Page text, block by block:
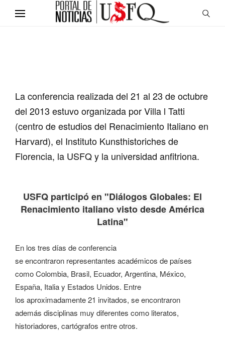
La conferencia realizada del 21 al 23 de octubre
del 2013 estuvo organizada por Villa l Tatti
(centro de estudios del Renacimiento Italiano en
Harvard), el Instituto Kunsthistoriches de
Florencia, la USFQ y la universidad anfitriona.
USFQ participó en "Diálogos Globales: El
Renacimiento italiano visto desde América
Latina"
En los tres días de conferencia
se encontraron representantes académicos de países
como Colombia, Brasil, Ecuador, Argentina, México,
España, Italia y Estados Unidos. Entre
los aproximadamente 21 invitados, se encontraron
además disciplinas muy diferentes como literatos,
historiadores, cartógrafos entre otros.